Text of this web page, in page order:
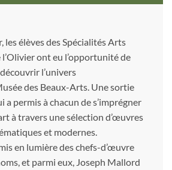
les élèves des Spécialités Arts
ont eu l’opportunité de
découvrir l’univers
des Beaux-Arts. Une sortie
a permis à chacun de s’imprégner
à travers une sélection d’œuvres
et modernes.
en lumière des chefs-d’œuvre
et parmi eux, Joseph Mallord